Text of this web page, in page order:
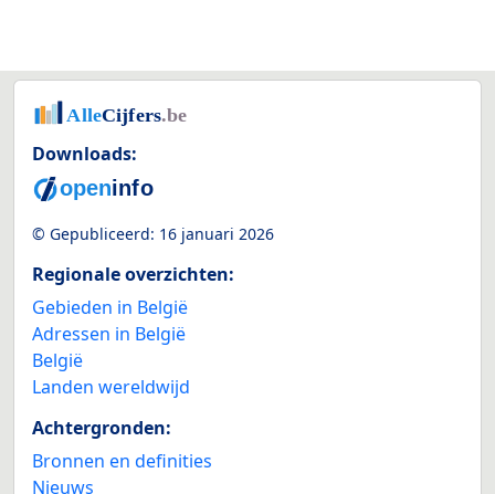
Downloads:
© Gepubliceerd: 16 januari 2026
Regionale overzichten:
Gebieden in België
Adressen in België
België
Landen wereldwijd
Achtergronden:
Bronnen en definities
Nieuws